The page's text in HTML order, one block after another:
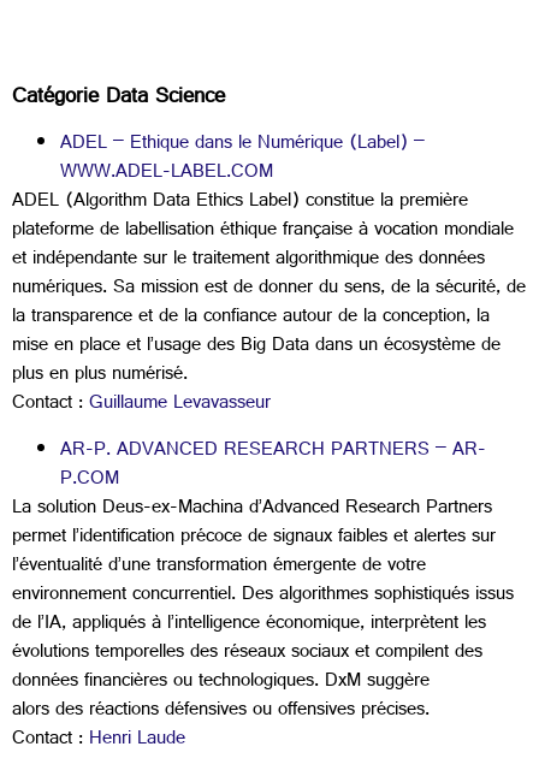
​Catégorie Data Science
ADEL – Ethique dans le Numérique (Label) –
WWW.ADEL-LABEL.COM
ADEL (Algorithm Data Ethics Label) constitue la première
plateforme de labellisation éthique française à vocation mondiale
et indépendante sur le traitement algorithmique des données
numériques. Sa mission est de donner du sens, de la sécurité, de
la transparence et de la confiance autour de la conception, la
mise en place et l’usage des Big Data dans un écosystème de
plus en plus numérisé.
Contact :Guillaume Levavasseur
AR-P. ADVANCED RESEARCH PARTNERS – AR-
P.COM
La solution Deus-ex-Machina d’Advanced Research Partners
permet l’identification précoce de signaux faibles et alertes sur
l’éventualité d’une transformation émergente de votre
environnement concurrentiel. Des algorithmes sophistiqués issus
de l’IA, appliqués à l’intelligence économique, interprètent les
évolutions temporelles des réseaux sociaux et compilent des
données financières ou technologiques. DxM suggère
alors des réactions défensives ou offensives précises.
Contact :Henri Laude